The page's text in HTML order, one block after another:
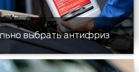
выбрать антифриз